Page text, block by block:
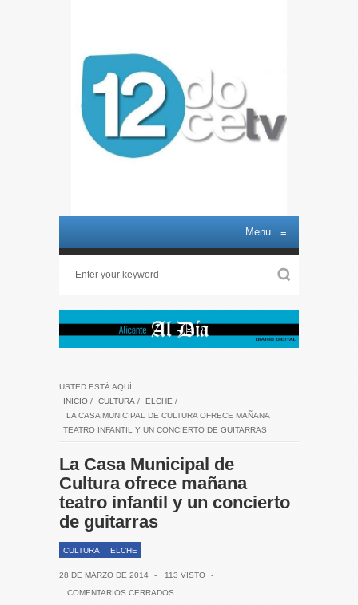
Menu ≡
USTED ESTÁ AQUÍ:
INICIO / CULTURA / ELCHE /
LA CASA MUNICIPAL DE CULTURA OFRECE MAÑANA
TEATRO INFANTIL Y UN CONCIERTO DE GUITARRAS
La Casa Municipal de
Cultura ofrece mañana
teatro infantil y un concierto
de guitarras
CULTURA ELCHE
28 DE MARZO DE 2014 - 113 VISTO
-
COMENTARIOS CERRADOS